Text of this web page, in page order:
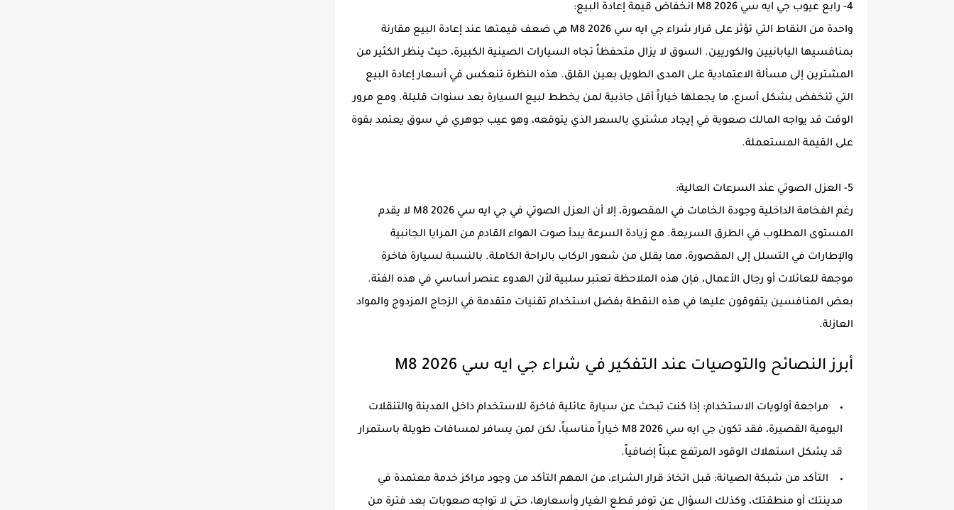
4- رابع عيوب جي ايه سي M8 2026 انخفاض قيمة إعادة البيع:
واحدة من النقاط التي تؤثر على قرار شراء جي ايه سي M8 2026 هي ضعف قيمتها عند إعادة البيع مقارنة
بمنافسيها اليابانيين والكوريين. السوق لا يزال متحفظاً تجاه السيارات الصينية الكبيرة، حيث ينظر الكثير من
المشترين إلى مسألة الاعتمادية على المدى الطويل بعين القلق. هذه النظرة تنعكس في أسعار إعادة البيع
التي تنخفض بشكل أسرع، ما يجعلها خياراً أقل جاذبية لمن يخطط لبيع السيارة بعد سنوات قليلة. ومع مرور
الوقت قد يواجه المالك صعوبة في إيجاد مشتري بالسعر الذي يتوقعه، وهو عيب جوهري في سوق يعتمد بقوة
على القيمة المستعملة.
5- العزل الصوتي عند السرعات العالية:
رغم الفخامة الداخلية وجودة الخامات في المقصورة، إلا أن العزل الصوتي في جي ايه سي M8 2026 لا يقدم
المستوى المطلوب في الطرق السريعة. مع زيادة السرعة يبدأ صوت الهواء القادم من المرايا الجانبية
والإطارات في التسلل إلى المقصورة، مما يقلل من شعور الركاب بالراحة الكاملة. بالنسبة لسيارة فاخرة
موجهة للعائلات أو رجال الأعمال، فإن هذه الملاحظة تعتبر سلبية لأن الهدوء عنصر أساسي في هذه الفئة.
بعض المنافسين يتفوقون عليها في هذه النقطة بفضل استخدام تقنيات متقدمة في الزجاج المزدوج والمواد
العازلة.
أبرز النصائح والتوصيات عند التفكير في شراء جي ايه سي M8 2026
مراجعة أولويات الاستخدام: إذا كنت تبحث عن سيارة عائلية فاخرة للاستخدام داخل المدينة والتنقلات
اليومية القصيرة، فقد تكون جي ايه سي M8 2026 خياراً مناسباً، لكن لمن يسافر لمسافات طويلة باستمرار
قد يشكل استهلاك الوقود المرتفع عبئاً إضافياً.
التأكد من شبكة الصيانة: قبل اتخاذ قرار الشراء، من المهم التأكد من وجود مراكز خدمة معتمدة في
مدينتك أو منطقتك، وكذلك السؤال عن توفر قطع الغيار وأسعارها، حتى لا تواجه صعوبات بعد فترة من